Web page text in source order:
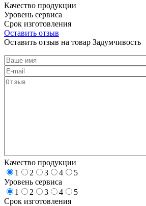
Качество продукции
Уровень сервиса
Срок изготовления
Оставить отзыв
Оставить отзыв на товар Задумчивость
Качество продукции
1
2 3 4
5
Уровень сервиса
1
2 3 4
5
Срок изготовления